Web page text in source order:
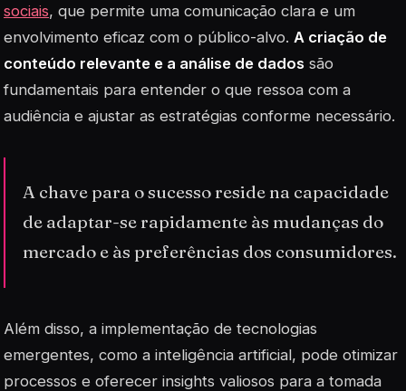
sociais, que permite uma comunicação clara e um
envolvimento eficaz com o público-alvo. A criação de
conteúdo relevante e a análise de dados são
fundamentais para entender o que ressoa com a
audiência e ajustar as estratégias conforme necessário.
A chave para o sucesso reside na capacidade
de adaptar-se rapidamente às mudanças do
mercado e às preferências dos consumidores.
Além disso, a implementação de tecnologias
emergentes, como a inteligência artificial, pode otimizar
processos e oferecer insights valiosos para a tomada